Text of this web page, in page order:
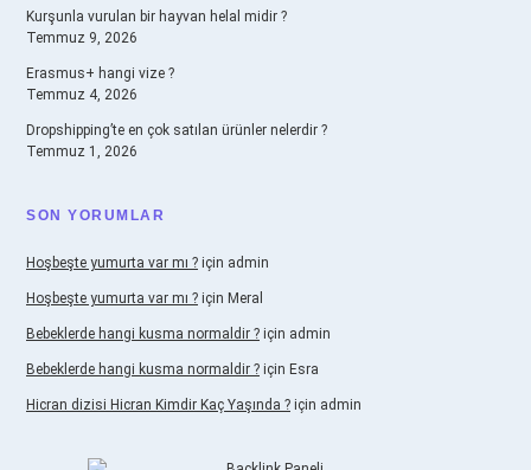
Kurşunla vurulan bir hayvan helal midir ?
Temmuz 9, 2026
Erasmus+ hangi vize ?
Temmuz 4, 2026
Dropshipping’te en çok satılan ürünler nelerdir ?
Temmuz 1, 2026
SON YORUMLAR
Hoşbeşte yumurta var mı ? için admin
Hoşbeşte yumurta var mı ? için Meral
Bebeklerde hangi kusma normaldir ? için admin
Bebeklerde hangi kusma normaldir ? için Esra
Hicran dizisi Hicran Kimdir Kaç Yaşında ? için admin